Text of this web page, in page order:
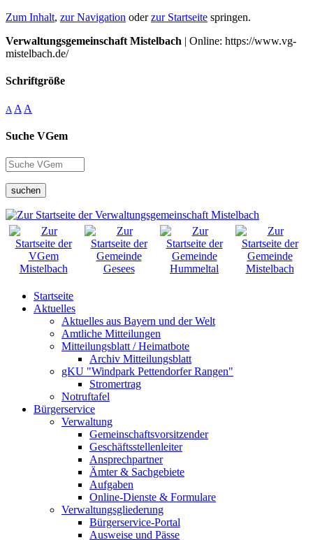
Zum Inhalt, zur Navigation oderzur Startseite springen.
Verwaltungsgemeinschaft Mistelbach | Online: https://www.vg-
mistelbach.de/
Schriftgröße
A A A
Suche VGem
suchen
Startseite
Aktuelles
Aktuelles aus Bayern und der Welt
Amtliche Mitteilungen
Mitteilungsblatt / Heimatbote
Archiv Mitteilungsblatt
gKU "Windpark Pettendorfer Rangen"
Stromertrag
Notruftafel
Bürgerservice
Verwaltung
Gemeinschaftsvorsitzender
Geschäftsstellenleiter
Ansprechpartner
Ämter & Sachgebiete
Aufgaben
Online-Dienste & Formulare
Verwaltungsgliederung
Bürgerservice-Portal
Ausweise und Pässe